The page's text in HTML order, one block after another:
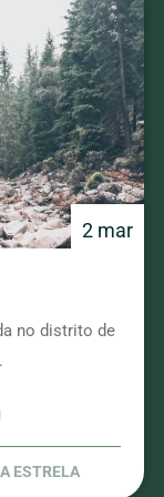
2 mar
no distrito de
ESTRELA